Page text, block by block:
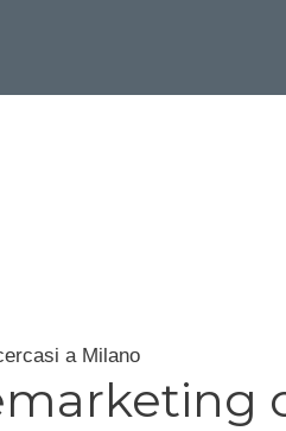
a Milano